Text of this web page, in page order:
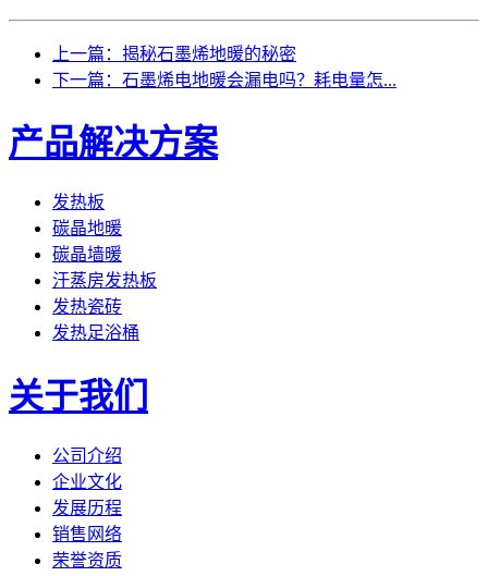
上一篇：揭秘石墨烯地暖的秘密
下一篇：石墨烯电地暖会漏电吗？耗电量怎...
产品解决方案
发热板
碳晶地暖
碳晶墙暖
汗蒸房发热板
发热瓷砖
发热足浴桶
关于我们
公司介绍
企业文化
发展历程
销售网络
荣誉资质